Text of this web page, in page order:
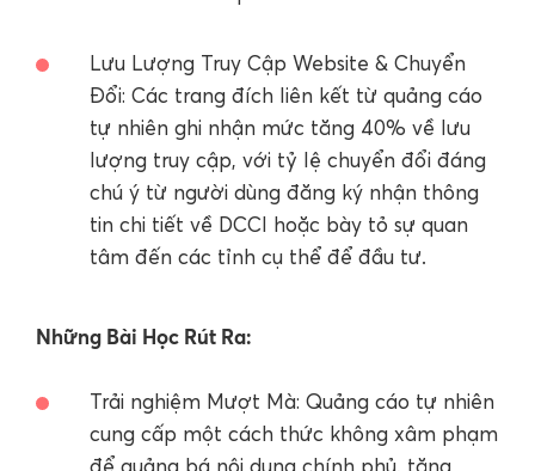
Lưu Lượng Truy Cập Website & Chuyển
Đổi: Các trang đích liên kết từ quảng cáo
tự nhiên ghi nhận mức tăng 40% về lưu
lượng truy cập, với tỷ lệ chuyển đổi đáng
chú ý từ người dùng đăng ký nhận thông
tin chi tiết về DCCI hoặc bày tỏ sự quan
tâm đến các tỉnh cụ thể để đầu tư.
Những Bài Học Rút Ra:
Trải nghiệm Mượt Mà: Quảng cáo tự nhiên
cung cấp một cách thức không xâm phạm
để quảng bá nội dung chính phủ, tăng